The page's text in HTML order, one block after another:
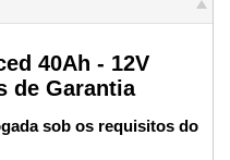
40Ah - 12V
de Garantia
sob os requisitos do